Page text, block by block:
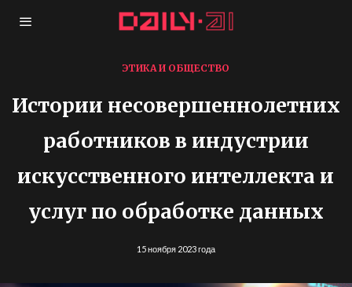
ЭТИКА И ОБЩЕСТВО
Истории несовершеннолетних
работников в индустрии
искусственного интеллекта и
услуг по обработке данных
15 ноября 2023 года